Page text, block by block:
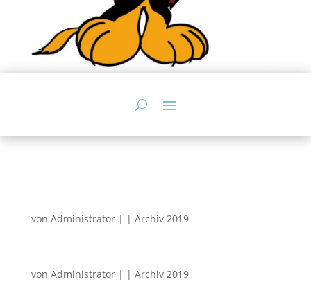
von Administrator| | Archiv 2019
von Administrator| | Archiv 2019